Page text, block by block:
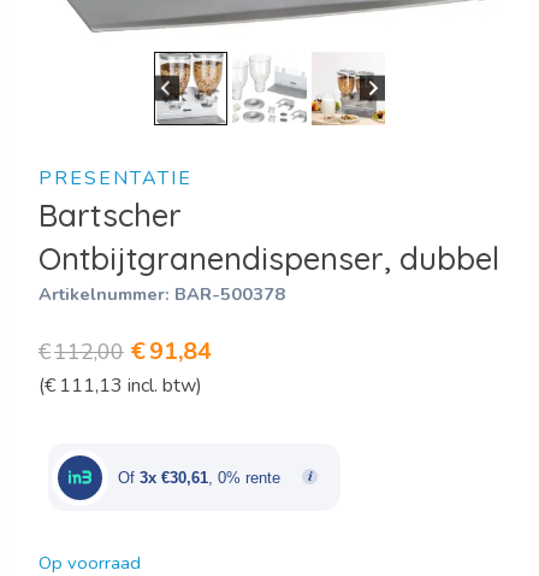
PRESENTATIE
Bartscher
Ontbijtgranendispenser, dubbel
Artikelnummer: BAR-500378
€112,00 Oorspronkelijke
prijs
€112,00.
€91,84Huidige
€91,84.
(€ 111,13 incl. btw)
Of 3x €30,61 , 0% rente
Op voorraad